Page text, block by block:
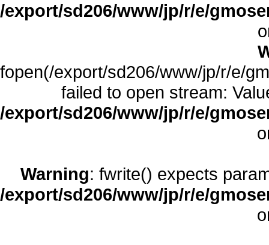
/export/sd206/www/jp/r/e/
fopen(/export/sd206/www/jp/r/e/
failed to open stream:
/export/sd206/www/jp/r/e/
Warning: fwrite() expects
/export/sd206/www/jp/r/e/